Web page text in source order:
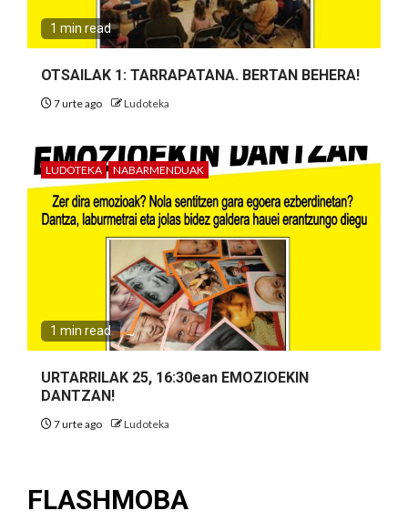
1 min read
OTSAILAK 1: TARRAPATANA. BERTAN BEHERA!
7 urte ago Ludoteka
LUDOTEKA NABARMENDUAK
1 min read
URTARRILAK 25, 16:30ean EMOZIOEKIN
DANTZAN!
7 urte ago Ludoteka
FLASHMOBA